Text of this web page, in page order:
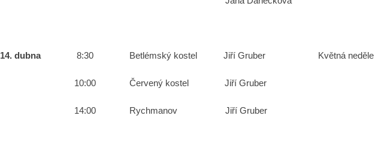
14. dubna 8:30 Betlémský kostel Jiří Gruber Květná neděle
10:00 Červený kostel Jiří Gruber
14:00 Rychmanov Jiří Gruber